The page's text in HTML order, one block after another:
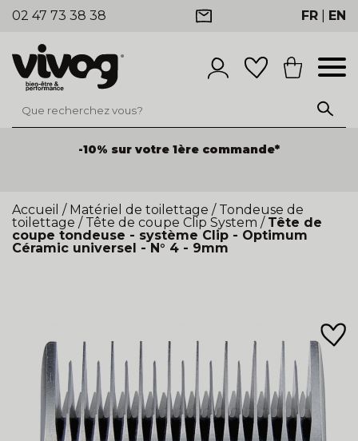
02 47 73 38 38 FR EN
-10% sur votre 1ère commande*
Accueil / Matériel de toilettage / Tondeuse de
toilettage / Tête de coupe Clip System / Tête de
coupe tondeuse - système Clip - Optimum
Céramic universel - N° 4 - 9mm